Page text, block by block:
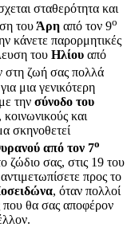
σταθερότητα και
τουΆρη από τον 9ο
κάνετε παρορμητικές
του Ηλίου από
στη ζωή σας πολλά
μια γενικότερη
την σύνοδο του
κοινωνικούς και
σκηνοθετεί
από τον 7ο
ζώδιο σας, στις 19 του
προς το
, όταν πολλοί
που θα σας αποφέρον